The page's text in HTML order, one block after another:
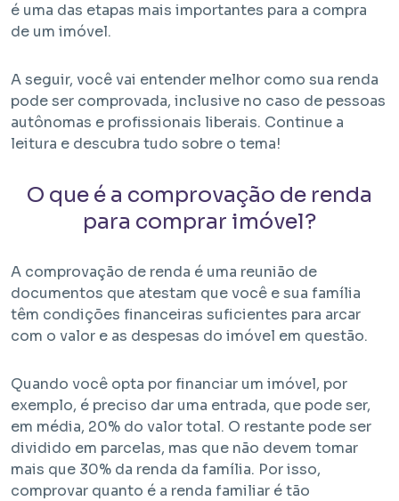
é uma das etapas mais importantes para a compra
de um imóvel.
A seguir, você vai entender melhor como sua renda
pode ser comprovada, inclusive no caso de pessoas
autônomas e profissionais liberais. Continue a
leitura e descubra tudo sobre o tema!
O que é a comprovação de renda
para comprar imóvel?
A comprovação de renda é uma reunião de
documentos que atestam que você e sua família
têm condições financeiras suficientes para arcar
com o valor e as despesas do imóvel em questão.
Quando você opta por financiar um imóvel, por
exemplo, é preciso dar uma entrada, que pode ser,
em média, 20% do valor total. O restante pode ser
dividido em parcelas, mas que não devem tomar
mais que 30% da renda da família. Por isso,
comprovar quanto é a renda familiar é tão
Bem Viver Albuquerque Lins
Santa Cecília - São Paulo / SP
Projeto EHMP com unidades de HIS 1, HMP e R2V